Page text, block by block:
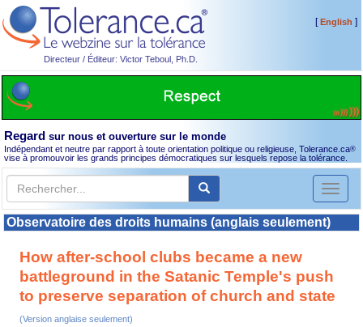
Directeur / Éditeur: Victor Teboul, Ph.D.
[English ]
Regard sur nous et ouverture sur le monde
Indépendant et neutre par rapport à toute orientation politique ou religieuse, Tolerance.ca®
vise à promouvoir les grands principes démocratiques sur lesquels repose la tolérance.
Toggle
Observatoire des droits humains (anglais seulement)
How after-school clubs became a new
battleground in the Satanic Temple's push
to preserve separation of church and state
(Version anglaise seulement)